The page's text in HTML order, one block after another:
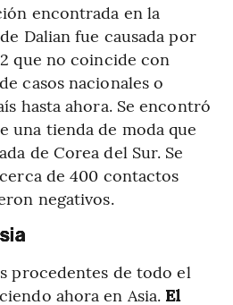
encontrada en la
Dalian fue causada por
que no coincide con
casos nacionales o
hasta ahora. Se encontró
una tienda de moda que
de Corea del Sur. Se
de 400 contactos
negativos.
procedentes de todo el
ahora en Asia. El